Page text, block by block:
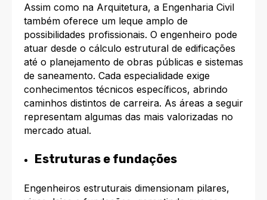
Assim como na Arquitetura, a Engenharia Civil
também oferece um leque amplo de
possibilidades profissionais. O engenheiro pode
atuar desde o cálculo estrutural de edificações
até o planejamento de obras públicas e sistemas
de saneamento. Cada especialidade exige
conhecimentos técnicos específicos, abrindo
caminhos distintos de carreira. As áreas a seguir
representam algumas das mais valorizadas no
mercado atual.
Estruturas e fundações
Engenheiros estruturais dimensionam pilares,